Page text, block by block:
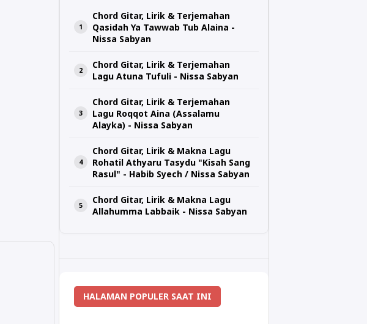
Chord Gitar, Lirik & Terjemahan
Qasidah Ya Tawwab Tub Alaina -
Nissa Sabyan
Chord Gitar, Lirik & Terjemahan
Lagu Atuna Tufuli - Nissa Sabyan
Chord Gitar, Lirik & Terjemahan
Lagu Roqqot Aina (Assalamu
Alayka) - Nissa Sabyan
Chord Gitar, Lirik & Makna Lagu
Rohatil Athyaru Tasydu "Kisah Sang
Rasul" - Habib Syech / Nissa Sabyan
Chord Gitar, Lirik & Makna Lagu
Allahumma Labbaik - Nissa Sabyan
HALAMAN POPULER SAAT INI